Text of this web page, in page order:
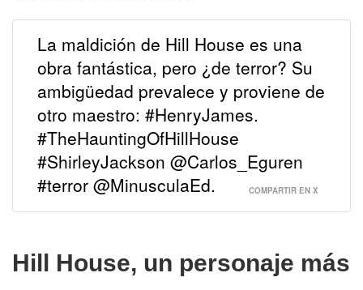
La maldición de Hill House es una
obra fantástica, pero ¿de terror? Su
ambigüedad prevalece y proviene de
otro maestro: #HenryJames.
#TheHauntingOfHillHouse
#ShirleyJackson @Carlos_Eguren
#terror @MinusculaEd.
COMPARTIR EN X
Hill House, un personaje más